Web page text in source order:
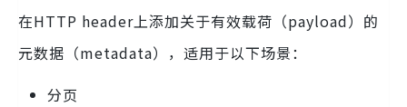
在HTTP header上添加关于有效载荷（payload）的
元数据（metadata），适用于以下场景：
分页